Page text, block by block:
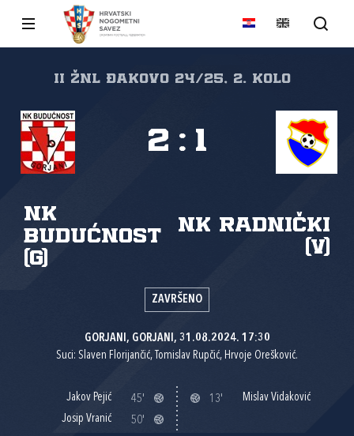
II ŽNL Đakovo 24/25, 2. kolo
NK
Budućnost
(G)
NK Radnički
(V)
2 : 1
ZAVRŠENO
GORJANI, GORJANI, 31.08.2024. 17:30
Suci: Slaven Florijančić, Tomislav Rupčić, Hrvoje Orešković.
Jakov Pejić
45'
Josip Vranić
50'
13' Mislav Vidaković